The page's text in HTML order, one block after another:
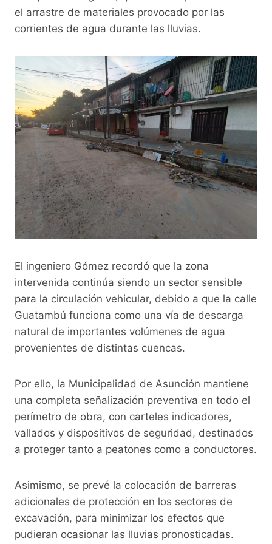
el arrastre de materiales provocado por las
corrientes de agua durante las lluvias.
El ingeniero Gómez recordó que la zona
intervenida continúa siendo un sector sensible
para la circulación vehicular, debido a que la calle
Guatambú funciona como una vía de descarga
natural de importantes volúmenes de agua
provenientes de distintas cuencas.
Por ello, la Municipalidad de Asunción mantiene
una completa señalización preventiva en todo el
perímetro de obra, con carteles indicadores,
vallados y dispositivos de seguridad, destinados
a proteger tanto a peatones como a conductores.
Asimismo, se prevé la colocación de barreras
adicionales de protección en los sectores de
excavación, para minimizar los efectos que
pudieran ocasionar las lluvias pronosticadas.